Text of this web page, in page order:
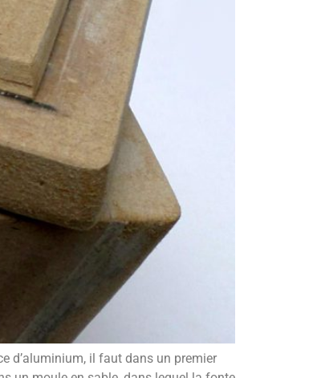
d’aluminium, il faut dans un premier